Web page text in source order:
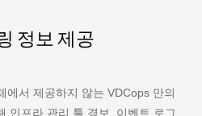
정보 제공
에서 제공하지 않는 VDCops 만의
인프라 관리 툴 경보, 이벤트 로그,